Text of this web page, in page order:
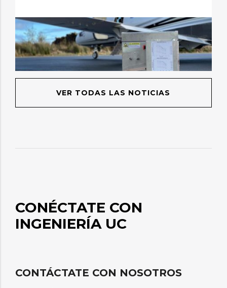
VER TODAS LAS NOTICIAS
CONÉCTATE CON
INGENIERÍA UC
CONTÁCTATE CON NOSOTROS